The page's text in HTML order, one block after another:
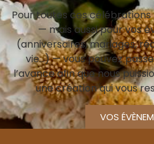
Pour toutes ces célébrations
— mais aussi pour vos
(anniversaires, mariages,
vie…) — vous pouvez
l’avance afin que nous
une création qui vous
VOS